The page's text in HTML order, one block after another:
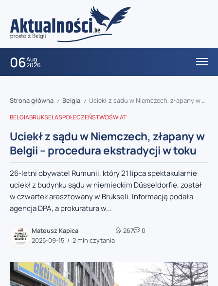
06Aug
2026
Strona główna / Belgia / Uciekł z sądu w Niemczech, złapany w Belgii – procedura ekstradycji w toku
BELGIABRUKSELASPOŁECZEŃSTWOŚWIAT
Uciekł z sądu w Niemczech, złapany w
Belgii – procedura ekstradycji w toku
26-letni obywatel Rumunii, który 21 lipca spektakularnie
uciekł z budynku sądu w niemieckim Düsseldorfie, został
w czwartek aresztowany w Brukseli. Informację podała
agencja DPA, a prokuratura w...
Mateusz Kapica
2025-09-15
2 min czytania
267 0